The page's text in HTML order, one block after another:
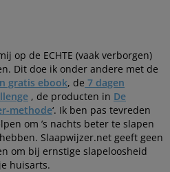
op de ECHTE (vaak verborgen)
Dit doe ik onder andere met de
gratis ebook, de 7 dagen
, de producten in De
methode‘. Ik ben pas tevreden
om ’s nachts beter te slapen
Slaapwijzer.net geeft geen
om bij ernstige slapeloosheid
huisarts.